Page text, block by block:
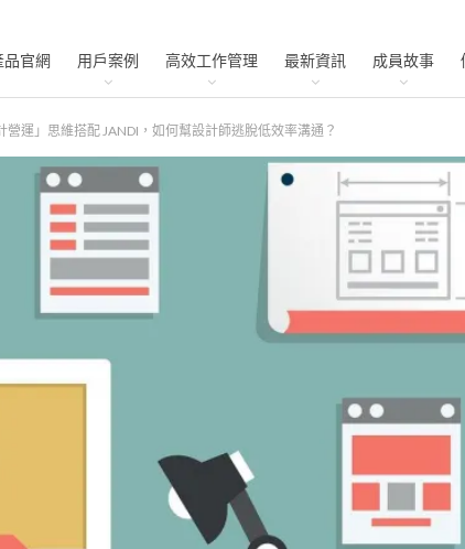
品官網 用戶案例 高效工作管理 最新資訊 成員故事
運」思維搭配 JANDI，如何幫設計師逃脫低效率溝通？